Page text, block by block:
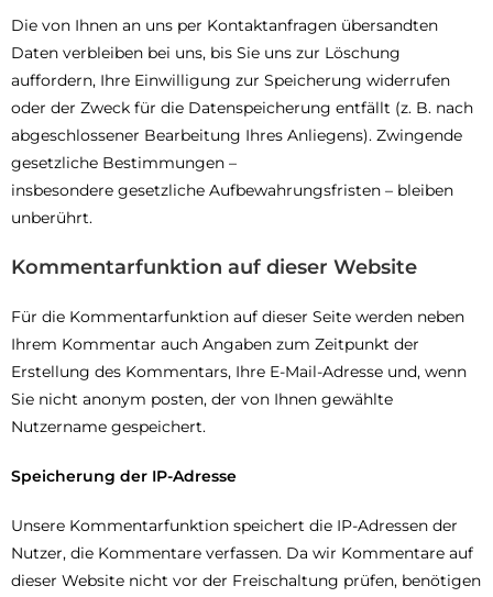
Die von Ihnen an uns per Kontaktanfragen übersandten
Daten verbleiben bei uns, bis Sie uns zur Löschung
auffordern, Ihre Einwilligung zur Speicherung widerrufen
oder der Zweck für die Datenspeicherung entfällt (z. B. nach
abgeschlossener Bearbeitung Ihres Anliegens). Zwingende
gesetzliche Bestimmungen –
insbesondere gesetzliche Aufbewahrungsfristen – bleiben
unberührt.
Kommentarfunktion auf dieser Website
Für die Kommentarfunktion auf dieser Seite werden neben
Ihrem Kommentar auch Angaben zum Zeitpunkt der
Erstellung des Kommentars, Ihre E-Mail-Adresse und, wenn
Sie nicht anonym posten, der von Ihnen gewählte
Nutzername gespeichert.
Speicherung der IP-Adresse
Unsere Kommentarfunktion speichert die IP-Adressen der
Nutzer, die Kommentare verfassen. Da wir Kommentare auf
dieser Website nicht vor der Freischaltung prüfen, benötigen